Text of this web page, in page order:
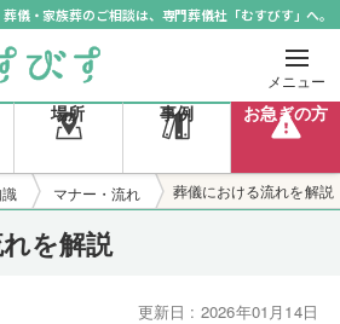
儀・家族葬のご相談は、専門葬儀社「むすびす」へ。
メニュー
場所 事例 お急ぎの方
マナー・流れ 葬儀における流れを解説
を解説
更新日 : 2026年01月14日